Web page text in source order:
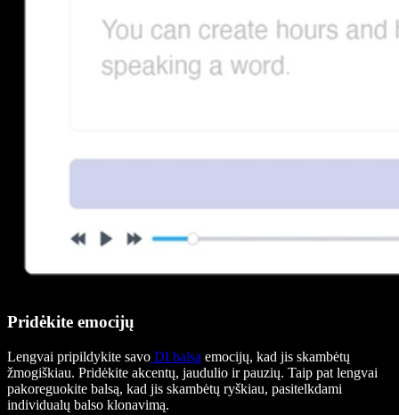
Pridėkite emocijų
Lengvai pripildykite savo DI balsą emocijų, kad jis skambėtų
žmogiškiau. Pridėkite akcentų, jaudulio ir pauzių. Taip pat lengvai
pakoreguokite balsą, kad jis skambėtų ryškiau, pasitelkdami
individualų balso klonavimą.